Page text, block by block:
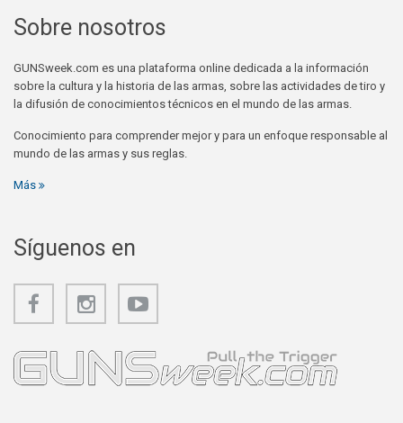
Sobre nosotros
GUNSweek.com es una plataforma online dedicada a la información
sobre la cultura y la historia de las armas, sobre las actividades de tiro y
la difusión de conocimientos técnicos en el mundo de las armas.
Conocimiento para comprender mejor y para un enfoque responsable al
mundo de las armas y sus reglas.
Más
Síguenos en